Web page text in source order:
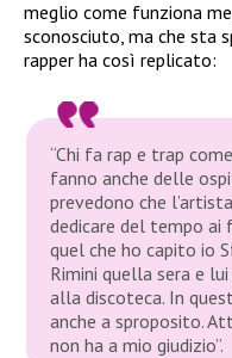
meglio come funziona
sconosciuto, ma che sta
rapper ha così replicato:
“Chi fa rap e trap
fanno anche delle
prevedono che
dedicare del tempo
quel che ho capito io
Rimini quella sera e
alla discoteca. In
anche a sproposito.
non ha a mio giudizio”.